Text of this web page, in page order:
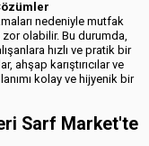
nedeniyle mutfak
olabilir. Bu durumda,
hızlı ve pratik bir
ahşap karıştırıcılar ve
kolay ve hijyenik bir
Sarf Market'te